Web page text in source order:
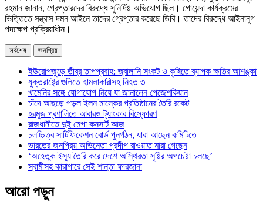
রহমান জানান, গ্রেপ্তারদের বিরুদ্ধে সুনির্দিষ্ট অভিযোগ ছিল। গোয়েন্দা কার্যক্রমের
ভিত্তিতে সন্ত্রাস দমন আইনে তাদের গ্রেপ্তার করেছে ডিবি। তাদের বিরুদ্ধে আইনানুগ
পদক্ষেপ প্রক্রিয়াধীন।
সর্বশেষ জনপ্রিয়
ইউরোপজুড়ে তীব্র তাপপ্রবাহ: জ্বালানি সংকট ও কৃষিতে ব্যাপক ক্ষতির আশঙ্কা
যুক্তরাষ্ট্রে গুলিতে হামলাকারীসহ নিহত ৩
খামেনির সঙ্গে যোগাযোগ নিয়ে যা জানালেন পেজেশকিয়ান
চাঁদে আছড়ে পড়ল ইলন মাস্কের প্রতিষ্ঠানের তৈরি রকেট
হরমুজ প্রণালিতে আবারও ট্যাংকার বিস্ফোরণ
রাজধানীতে দুই মেগা কনসার্ট আজ
চলচ্চিত্র সার্টিফিকেশন বোর্ড পুনর্গঠন, যারা আছেন কমিটিতে
ভারতের জনপ্রিয় অভিনেতা প্রদীপ রাওয়াত মারা গেছেন
‘অহেতুক ইস্যু তৈরি করে দেশে অস্থিরতা সৃষ্টির অপচেষ্টা চলছে’
স্বামীসহ কারাগারে সেই শান্তা ফারজানা
আরো পড়ুন